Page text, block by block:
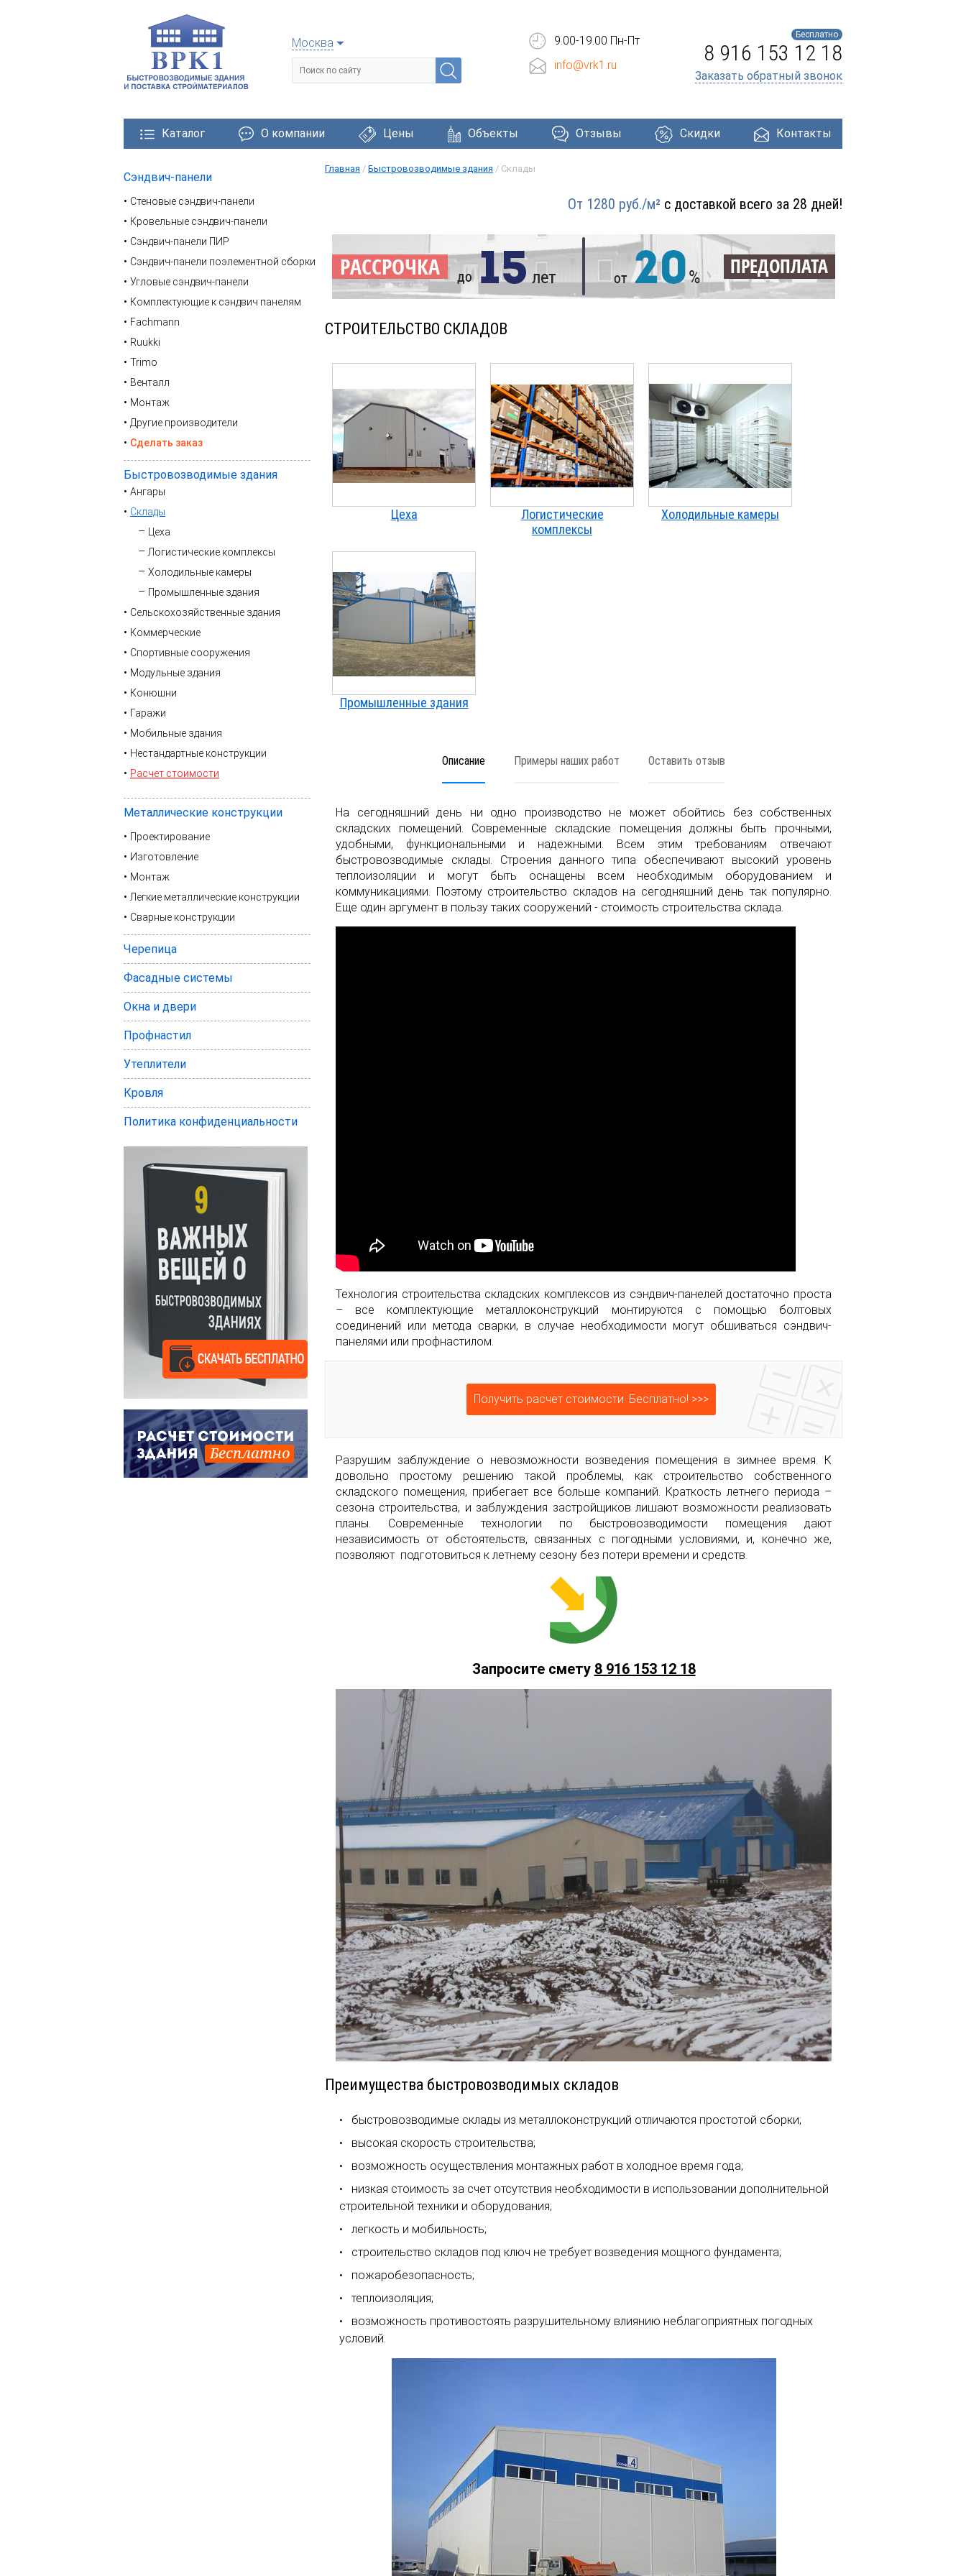
Москва
9.00-19.00 Пн-Пт
info@vrk1.ru
Бесплатно
8 916 153 12 18
Заказать обратный звонок
Каталог О компании Цены Объекты Отзывы Скидки Контакты
Сэндвич-панели
Стеновые сэндвич-панели
Кровельные сэндвич-панели
Сэндвич-панели ПИР
Сэндвич-панели поэлементной сборки
Угловые сэндвич-панели
Комплектующие к сэндвич панелям
Fachmann
Ruukki
Trimo
Венталл
Монтаж
Другие производители
Сделать заказ
Быстровозводимые здания
Ангары
Склады
Цеха
Логистические комплексы
Холодильные камеры
Промышленные здания
Сельскохозяйственные здания
Коммерческие
Спортивные сооружения
Модульные здания
Конюшни
Гаражи
Мобильные здания
Нестандартные конструкции
Расчет стоимости
Металлические конструкции
Проектирование
Изготовление
Монтаж
Легкие металлические конструкции
Сварные конструкции
Черепица
Фасадные системы
Окна и двери
Профнастил
Утеплители
Кровля
Политика конфиденциальности
Главная / Быстровозводимые здания / Склады
От 1280 руб./м² с доставкой всего за 28 дней!
СТРОИТЕЛЬСТВО СКЛАДОВ
Цеха
Логистические
комплексы
Холодильные камеры
Промышленные здания
Описание Примеры наших работ Оставить отзыв
На сегодняшний день ни одно производство не может обойтись без собственных
складских помещений. Современные складские помещения должны быть прочными,
удобными, функциональными и надежными. Всем этим требованиям отвечают
быстровозводимые склады. Строения данного типа обеспечивают высокий уровень
теплоизоляции и могут быть оснащены всем необходимым оборудованием и
коммуникациями. Поэтому строительство складов на сегодняшний день так популярно.
Еще один аргумент в пользу таких сооружений - стоимость строительства склада.
Технология строительства складских комплексов из сэндвич-панелей достаточно проста
– все комплектующие металлоконструкций монтируются с помощью болтовых
соединений или метода сварки, в случае необходимости могут обшиваться сэндвич-
панелями или профнастилом.
Получить расчет стоимости. Бесплатно! >>>
Разрушим заблуждение о невозможности возведения помещения в зимнее время. К
довольно простому решению такой проблемы, как строительство собственного
складского помещения, прибегает все больше компаний. Краткость летнего периода –
сезона строительства, и заблуждения застройщиков лишают возможности реализовать
планы. Современные технологии по быстровозводимости помещения дают
независимость от обстоятельств, связанных с погодными условиями, и, конечно же,
позволяют подготовиться к летнему сезону без потери времени и средств.
Запросите смету 8 916 153 12 18
Преимущества быстровозводимых складов
быстровозводимые склады из металлоконструкций отличаются простотой сборки;
высокая скорость строительства;
возможность осуществления монтажных работ в холодное время года;
низкая стоимость за счет отсутствия необходимости в использовании дополнительной
строительной техники и оборудования;
легкость и мобильность;
строительство складов под ключ не требует возведения мощного фундамента;
пожаробезопасность;
теплоизоляция;
возможность противостоять разрушительному влиянию неблагоприятных погодных
условий.